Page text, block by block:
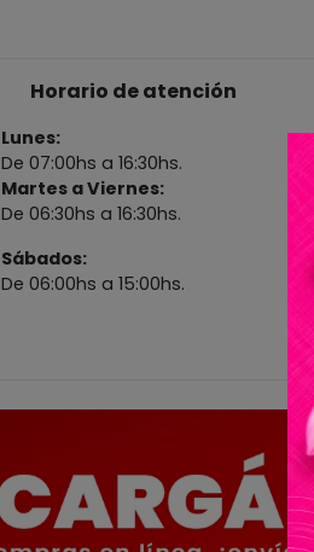
Horario de atención
Lunes:
De 07:00hs a 16:30hs.
Martes a Viernes:
De 06:30hs a 16:30hs.
Sábados:
De 06:00hs a 15:00hs.